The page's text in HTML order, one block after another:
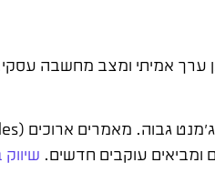
ערך אמיתי ומצב מחשבה